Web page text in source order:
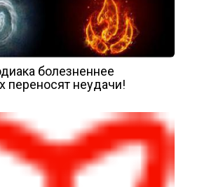
болезненнее
переносят неудачи!